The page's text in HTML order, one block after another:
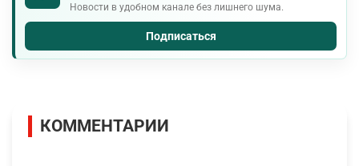
Новости в удобном канале без лишнего шума.
Подписаться
КОММЕНТАРИИ